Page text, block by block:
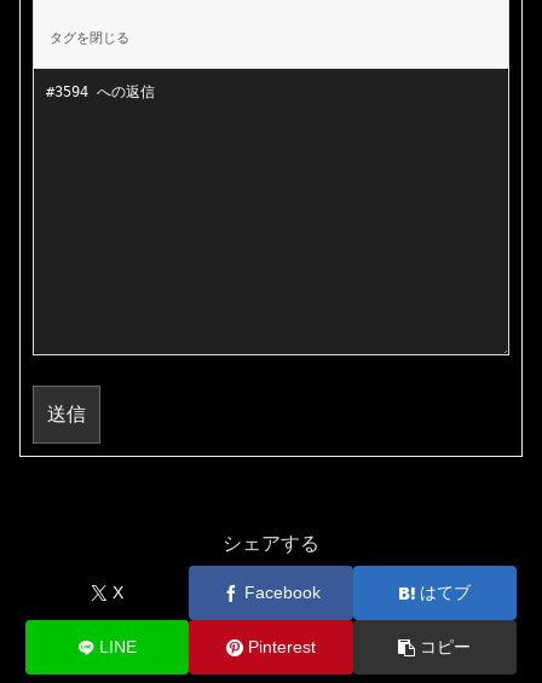
送信
シェアする
X Facebook はてブ
LINE Pinterest コピー